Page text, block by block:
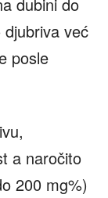
već
posle
a naročito
200 mg%)